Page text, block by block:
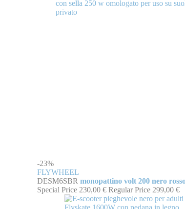
-23%
FLYWHEEL
DESM6SBRmonopattino volt 200 nero
Special Price 230,00 € Regular Price 299,00 €